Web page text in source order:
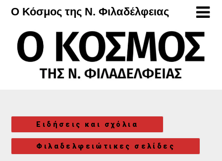
Μετάβαση
περιεχόμενο
Ο Κόσμος της Ν. Φιλαδέλφειας
Ειδήσεις και σχόλια
Φιλαδελφειώτικες σελίδες